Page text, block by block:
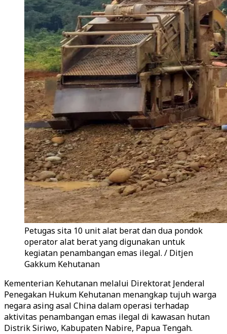
Petugas sita 10 unit alat berat dan dua pondok
operator alat berat yang digunakan untuk
kegiatan penambangan emas ilegal. / Ditjen
Gakkum Kehutanan
Kementerian Kehutanan melalui Direktorat Jenderal
Penegakan Hukum Kehutanan menangkap tujuh warga
negara asing asal China dalam operasi terhadap
aktivitas penambangan emas ilegal di kawasan hutan
Distrik Siriwo, Kabupaten Nabire, Papua Tengah.